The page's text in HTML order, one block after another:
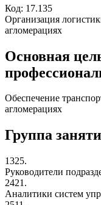
Код: 17.135
Организация
агломерациях
Основная
Обеспечение
агломерациях
Группа
1325.
Руководители
2421.
Аналитики систем